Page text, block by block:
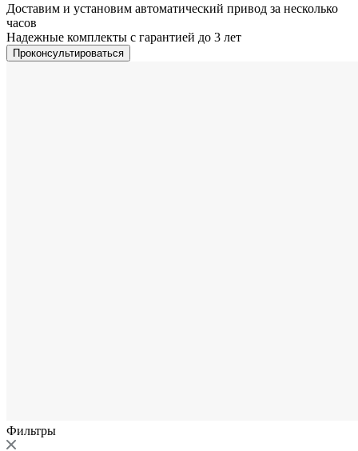
Доставим и установим автоматический привод за несколько
часов
Надежные комплекты с гарантией до 3 лет
Проконсультироваться
Фильтры